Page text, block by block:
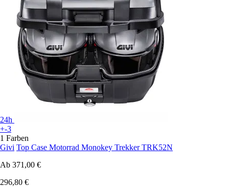
24h
+-3
1 Farben
Givi Top Case Motorrad Monokey Trekker TRK52N
Ab 371,00 €
296,80 €